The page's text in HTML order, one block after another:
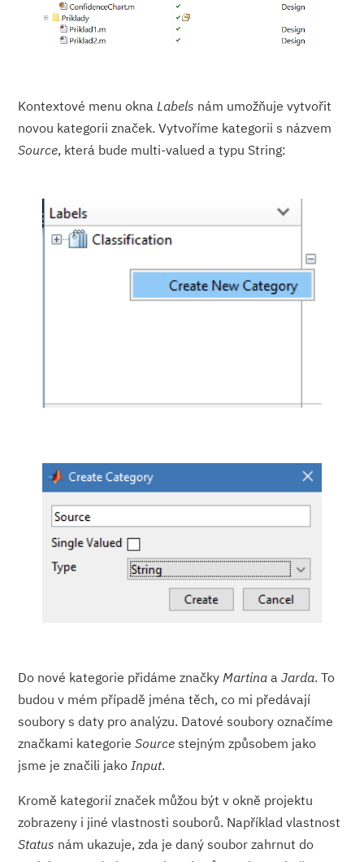
Kontextové menu oknaLabels nám umožňuje vytvořit
novou kategorii značek. Vytvoříme kategorii s názvem
Source, která bude multi-valued a typu String:
Do nové kategorie přidáme značkyMartina aJarda. To
budou v mém případě jména těch, co mi předávají
soubory s daty pro analýzu. Datové soubory označíme
značkami kategorieSource stejným způsobem jako
jsme je značili jakoInput.
Kromě kategorií značek můžou být v okně projektu
zobrazeny i jiné vlastnosti souborů. Například vlastnost
Status nám ukazuje, zda je daný soubor zahrnut do